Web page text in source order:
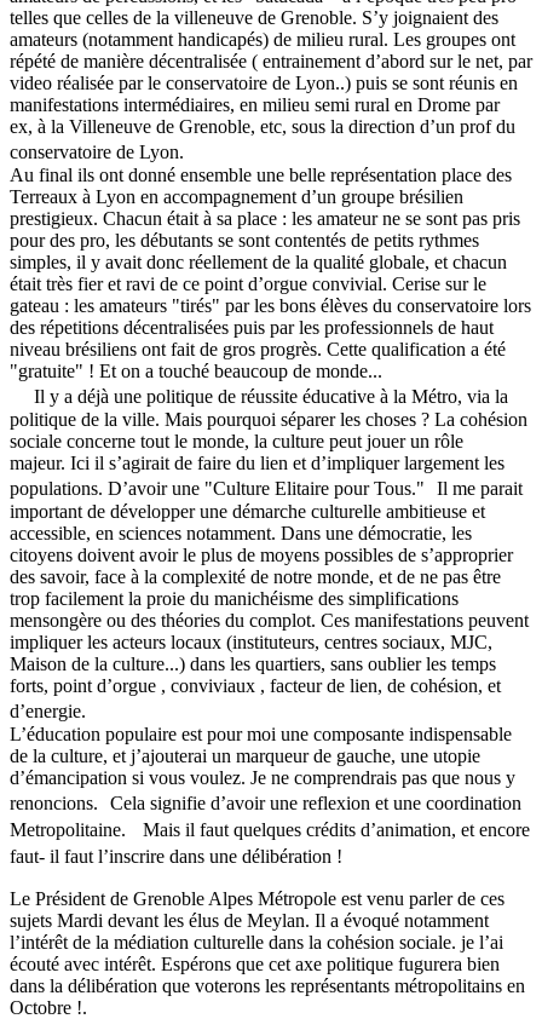
telles que celles de la villeneuve de Grenoble. S’y joignaient des
amateurs (notamment handicapés) de milieu rural. Les groupes ont
répété de manière décentralisée ( entrainement d’abord sur le net, par
video réalisée par le conservatoire de Lyon..) puis se sont réunis en
manifestations intermédiaires, en milieu semi rural en Drome par
ex, à la Villeneuve de Grenoble, etc, sous la direction d’un prof du
conservatoire de Lyon.
Au final ils ont donné ensemble une belle représentation place des
Terreaux à Lyon en accompagnement d’un groupe brésilien
prestigieux. Chacun était à sa place : les amateur ne se sont pas pris
pour des pro, les débutants se sont contentés de petits rythmes
simples, il y avait donc réellement de la qualité globale, et chacun
était très fier et ravi de ce point d’orgue convivial. Cerise sur le
gateau : les amateurs "tirés" par les bons élèves du conservatoire lors
des répetitions décentralisées puis par les professionnels de haut
niveau brésiliens ont fait de gros progrès. Cette qualification a été
"gratuite" ! Et on a touché beaucoup de monde...
Il y a déjà une politique de réussite éducative à la Métro, via la
politique de la ville. Mais pourquoi séparer les choses ? La cohésion
sociale concerne tout le monde, la culture peut jouer un rôle
majeur. Ici il s’agirait de faire du lien et d’impliquer largement les
populations. D’avoir une "Culture Elitaire pour Tous." Il me parait
important de développer une démarche culturelle ambitieuse et
accessible, en sciences notamment. Dans une démocratie, les
citoyens doivent avoir le plus de moyens possibles de s’approprier
des savoir, face à la complexité de notre monde, et de ne pas être
trop facilement la proie du manichéisme des simplifications
mensongère ou des théories du complot. Ces manifestations peuvent
impliquer les acteurs locaux (instituteurs, centres sociaux, MJC,
Maison de la culture...) dans les quartiers, sans oublier les temps
forts, point d’orgue , conviviaux , facteur de lien, de cohésion, et
d’energie.
L’éducation populaire est pour moi une composante indispensable
de la culture, et j’ajouterai un marqueur de gauche, une utopie
d’émancipation si vous voulez. Je ne comprendrais pas que nous y
renoncions. Cela signifie d’avoir une reflexion et une coordination
Metropolitaine. Mais il faut quelques crédits d’animation, et encore
faut- il faut l’inscrire dans une délibération !
Le Président de Grenoble Alpes Métropole est venu parler de ces
sujets Mardi devant les élus de Meylan. Il a évoqué notamment
l’intérêt de la médiation culturelle dans la cohésion sociale. je l’ai
écouté avec intérêt. Espérons que cet axe politique fugurera bien
dans la délibération que voterons les représentants métropolitains en
Octobre !.